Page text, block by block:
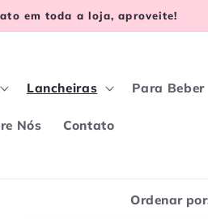
em toda a loja, aproveite!
Lancheiras Para Beber
Nós Contato
Ordenar